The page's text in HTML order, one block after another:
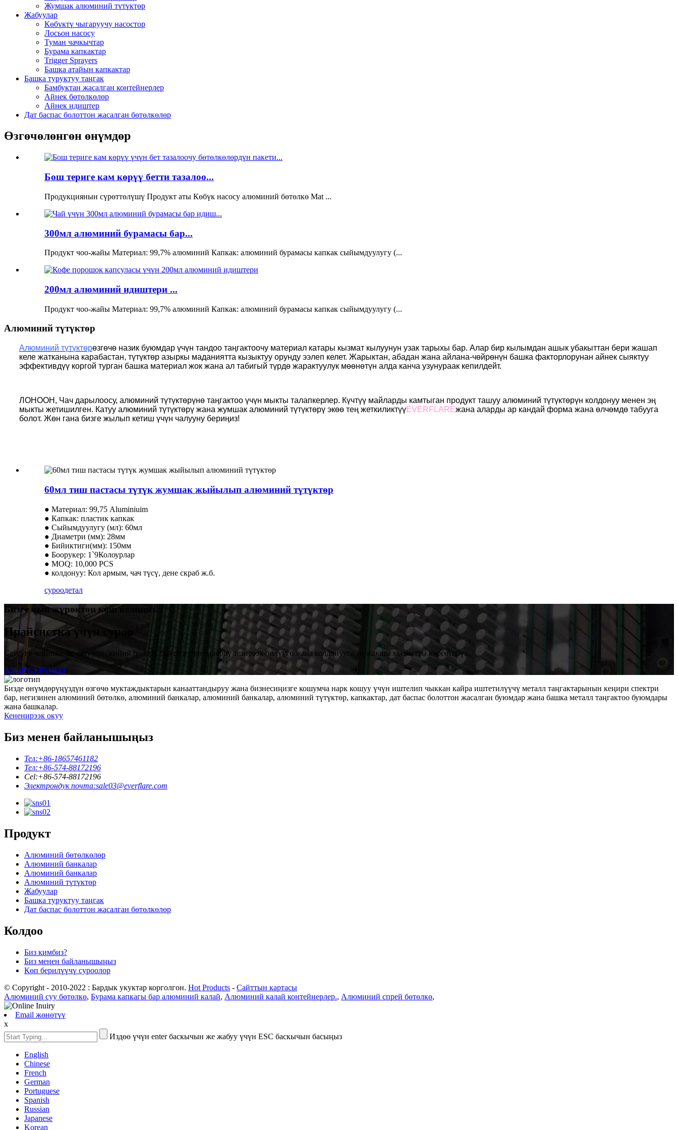
Жумшак алюминий түтүктөр
Жабуулар
Көбүктү чыгаруучу насостор
Лосьон насосу
Туман чачкычтар
Бурама капкактар
Trigger Sprayers
Башка атайын капкактар
Башка туруктуу таңгак
Бамбуктан жасалган контейнерлер
Айнек бөтөлкөлөр
Айнек идиштер
Дат баспас болоттон жасалган бөтөлкөлөр
Өзгөчөлөнгөн өнүмдөр
Бош териге кам көрүү бетти тазалоо...
Продукциянын сүрөттөлүшү Продукт аты Көбүк насосу алюминий бөтөлкө Mat ...
300мл алюминий бурамасы бар...
Продукт чоо-жайы Материал: 99,7% алюминий Капкак: алюминий бурамасы капкак сыйымдуулугу (...
200мл алюминий идиштери ...
Продукт чоо-жайы Материал: 99,7% алюминий Капкак: алюминий бурамасы капкак сыйымдуулугу (...
Алюминий түтүктөр
Алюминий түтүктөрөзгөчө назик буюмдар үчүн тандоо таңгактоочу материал катары кызмат кылуунун узак тарыхы бар. Алар бир кылымдан ашык убакыттан бери жашап
келе жатканына карабастан, түтүктөр азыркы маданиятта кызыктуу орунду ээлеп келет. Жарыктан, абадан жана айлана-чөйрөнүн башка факторлорунан айнек сыяктуу
эффективдүү коргой турган башка материал жок жана ал табигый түрдө жарактуулук мөөнөтүн алда канча узунураак кепилдейт.
ЛОНООН, Чач дарылоосу, алюминий түтүктөрүнө таңгактоо үчүн мыкты талапкерлер. Күчтүү майларды камтыган продукт ташуу алюминий түтүктөрүн колдонуу менен эң
мыкты жетишилген. Катуу алюминий түтүктөрү жана жумшак алюминий түтүктөрү экөө тең жеткиликтүүEVERFLAREжана аларды ар кандай форма жана өлчөмдө табууга
болот. Жөн гана бизге жылып кетиш үчүн чалууну бериңиз!
60мл тиш пастасы түтүк жумшак жыйылып алюминий түтүктөр
● Материал: 99,75 Aluminiuim
● Капкак: пластик капкак
● Сыйымдуулугу (мл): 60мл
● Диаметри (мм): 28мм
● Бийиктиги(мм): 150мм
● Боорукер: 1`9Колоурлар
● MOQ: 10,000 PCS
● колдонуу: Кол армым, чач түсү, дене скраб ж.б.
суроодетал
Бизге чын жүрөктөн кош келиңиз!
Прайсистка үчүн суроо
Сатууга чейинки же сатуудан кийин болобу, биз сизге өнүмдөрдү тезирээк билүүгө жана колдонууга эң жакшы кызматты көрсөтөбүз.
АЗЫР СУРАҢЫЗ
Бизде өнүмдөрүңүздүн өзгөчө муктаждыктарын канааттандыруу жана бизнесиңизге кошумча нарк кошуу үчүн иштелип чыккан кайра иштетилүүчү металл таңгактарынын кеңири спектри
бар, негизинен алюминий бөтөлкө, алюминий банкалар, алюминий банкалар, алюминий түтүктөр, капкактар, дат баспас болоттон жасалган буюмдар жана башка металл таңгактоо буюмдары
жана башкалар.
Кененирээк окуу
Биз менен байланышыңыз
Тел:+86-18657461182
Тел:+86-574-88172196
Cel:+86-574-88172196
Электрондук почта:sale03@everflare.com
Продукт
Алюминий бөтөлкөлөр
Алюминий банкалар
Алюминий банкалар
Алюминий түтүктөр
Жабуулар
Башка туруктуу таңгак
Дат баспас болоттон жасалган бөтөлкөлөр
Колдоо
Биз кимбиз?
Биз менен байланышыңыз
Көп берилүүчү суроолор
© Copyright - 2010-2022 : Бардык укуктар корголгон. Hot Products - Сайттын картасы
Алюминий суу бөтөлкө, Бурама капкагы бар алюминий калай, Алюминий калай контейнерлер., Алюминий спрей бөтөлкө,
Email жөнөтүү
x
Издөө үчүн enter баскычын же жабуу үчүн ESC баскычын басыңыз
English
Chinese
French
German
Portuguese
Spanish
Russian
Japanese
Korean